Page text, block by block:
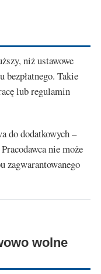
niż ustawowe
Takie
lub regulamin
do dodatkowych –
nie może
zagwarantowanego
wolne